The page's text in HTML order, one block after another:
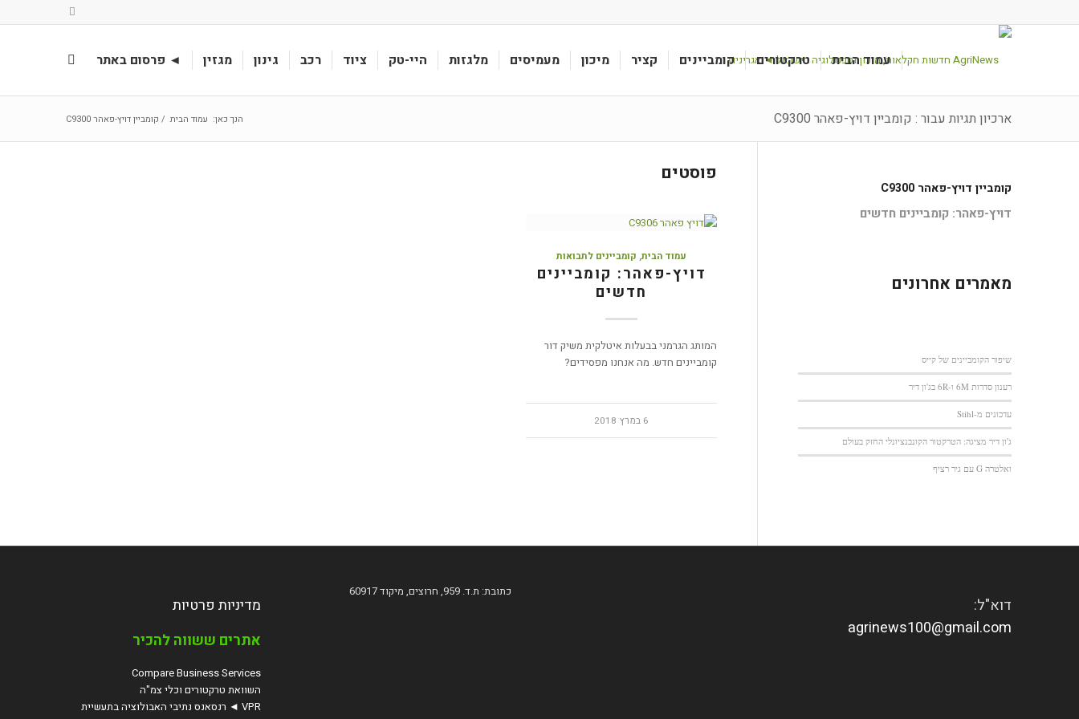
עמוד הבית טרקטורים קומביינים קציר מיכון מעמיסים מלגזות היי-טק ציוד רכב גינון מגזין ◄ פרסום באתר
ארכיון תגיות עבור : קומביין דויץ-פאהר C9300 הנך כאן: עמוד הבית / קומביין דויץ-פאהר C9300
פוסטים
עמוד הבית, קומביינים לתבואות
דויץ-פאהר: קומביינים
חדשים
המותג הגרמני בבעלות איטלקית משיק דור
קומביינים חדש. מה אנחנו מפסידים?
6 במרץ 2018
קומביין דויץ-פאהר C9300
דויץ-פאהר: קומביינים חדשים
מאמרים אחרונים
שיפור הקומביינים של קייס
רענון סדרות 6M ו-6R בג'ון דיר
עדכונים מ-Stihl
ג'ון דיר מציגה: הטרקטור הקונבנציונלי החזק בעולם
ואלטרה G עם גיר רציף
דוא"ל:
agrinews100@gmail.com
כתובת: ת.ד. 959, חרוצים, מיקוד 60917
מדיניות פרטיות
אתרים ששווה להכיר
Compare Business Services
השוואת טרקטורים וכלי צמ"ה
VPR ◄ רנסאנס נתיבי האבולוציה בתעשיית